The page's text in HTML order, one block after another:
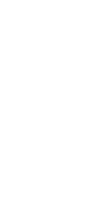
és a jobb
has